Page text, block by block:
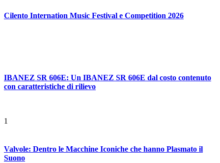
Cilento Internation Music Festival e Competition 2026
IBANEZ SR 606E: Un IBANEZ SR 606E dal costo contenuto
con caratteristiche di rilievo
1
Valvole: Dentro le Macchine Iconiche che hanno Plasmato il
Suono